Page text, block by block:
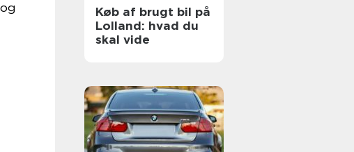
Køb af brugt bil på
Lolland: hvad du
skal vide